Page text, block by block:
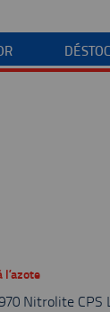
Nitrolite CPS